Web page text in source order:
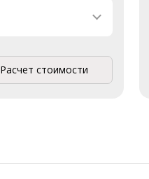
Расчет стоимости